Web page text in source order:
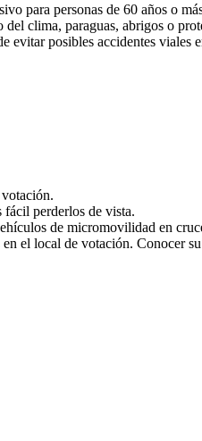
para personas de 60 años o
clima, paraguas, abrigos o
evitar posibles accidentes viales
fácil perderlos de vista.
de micromovilidad en
el local de votación. Conocer